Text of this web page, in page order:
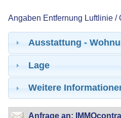
Angaben Entfernung Luftlinie /
Ausstattung -
Lage
Weitere
Anfrage an: